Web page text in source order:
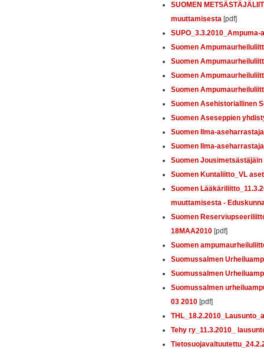
SUOMEN
muuttamisesta [pdf]
Suomen
Suomen
Suomen
Suomen
Suomen Asehistoriallinen
Suomen Aseseppien
Suomen Ilma-
Suomen Ilma-
Suomen
Suomen Kuntaliitto_VL
Suomen
muuttamisesta -
Suomen
18MAA2010 [pdf]
Suomen
Suomussalmen
Suomussalmen
Suomussalmen
03 2010 [pdf]
Tehy ry_11.3.2010_